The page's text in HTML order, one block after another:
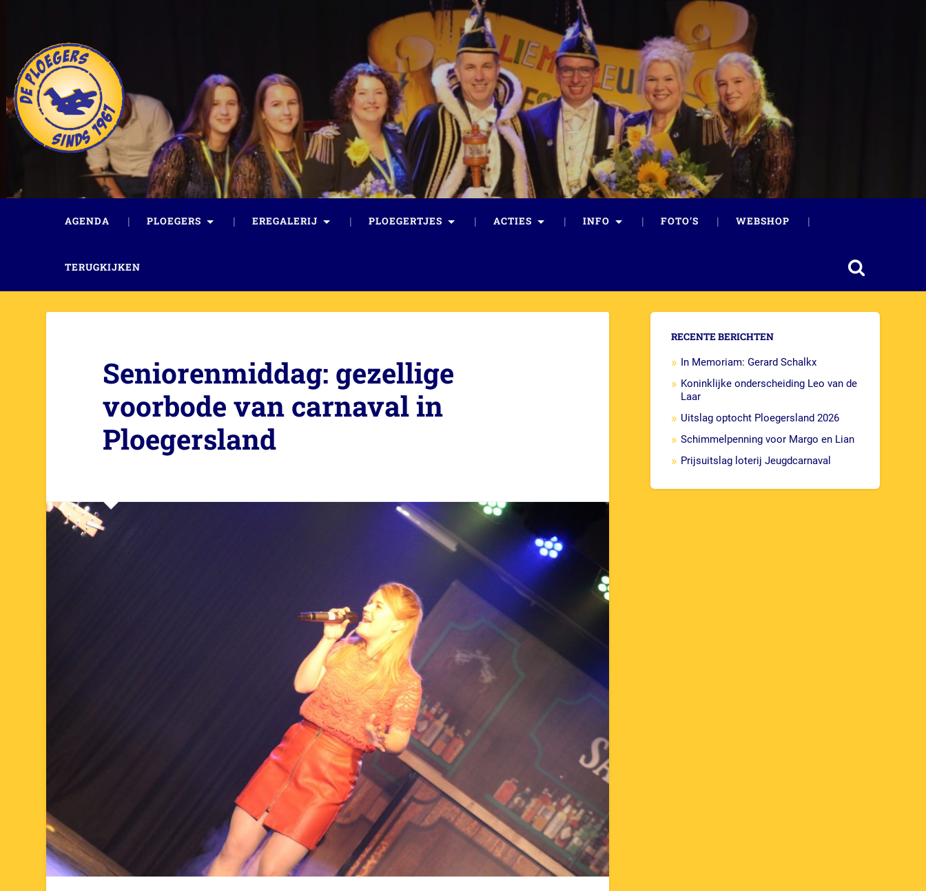
AGENDA PLOEGERS EREGALERIJ PLOEGERTJES ACTIES INFO FOTO’S WEBSHOP
TERUGKIJKEN
Seniorenmiddag: gezellige
voorbode van carnaval in
Ploegersland
RECENTE BERICHTEN
In Memoriam: Gerard Schalkx
Koninklijke onderscheiding Leo van de
Laar
Uitslag optocht Ploegersland 2026
Schimmelpenning voor Margo en Lian
Prijsuitslag loterij Jeugdcarnaval